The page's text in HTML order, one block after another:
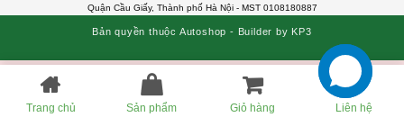
Quận Cầu Giấy, Thành phố Hà Nội - MST 0108180887
Bản quyền thuộc Autoshop - Builder by KP3
Trang chủ Sản phẩm Giỏ hàng Liên hệ